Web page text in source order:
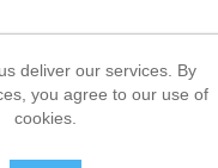
deliver our services. By
you agree to our use of
cookies.